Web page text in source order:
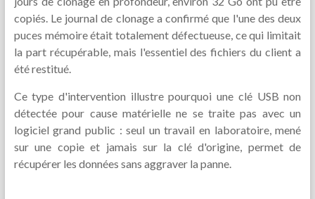
copiés. Le journal de clonage a confirmé que l'une des deux
puces mémoire était totalement défectueuse, ce qui limitait
la part récupérable, mais l'essentiel des fichiers du client a
été restitué.
Ce type d'intervention illustre pourquoi une clé USB non
détectée pour cause matérielle ne se traite pas avec un
logiciel grand public : seul un travail en laboratoire, mené
sur une copie et jamais sur la clé d'origine, permet de
récupérer les données sans aggraver la panne.